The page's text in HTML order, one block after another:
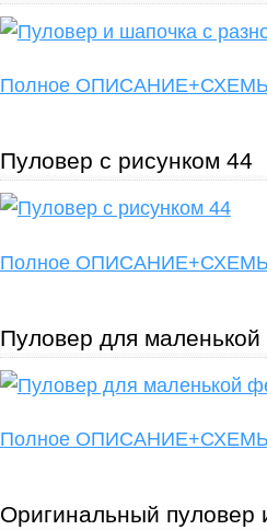
Полное
Пуловер с рисунком 44
Полное
Пуловер для
Полное
Оригинальный пуловер